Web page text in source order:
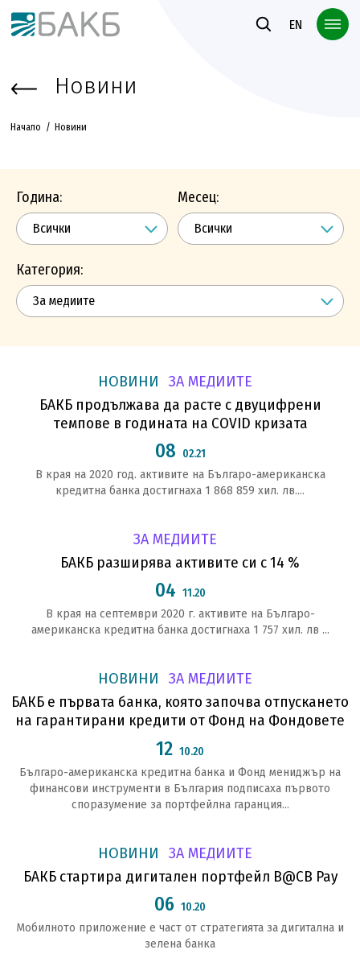
Към основното съдържание
EN
Новини
Начало Новини
Година: Месец:
Категория:
НОВИНИ ЗА МЕДИИТЕ
БАКБ продължава да расте с двуцифрени
темпове в годината на COVID кризата
08 02.21
В края на 2020 год. активите на Българо-американска
кредитна банка достигнаха 1 868 859 хил. лв....
ЗА МЕДИИТЕ
БАКБ разширява активите си с 14 %
04 11.20
В края на септември 2020 г. активите на Българо-
американска кредитна банка достигнаха 1 757 хил. лв ...
НОВИНИ ЗА МЕДИИТЕ
БАКБ е първата банка, която започва отпускането
на гарантирани кредити от Фонд на Фондовете
12 10.20
Българо-американска кредитна банка и Фонд мениджър на
финансови инструменти в България подписаха първото
споразумение за портфейлна гаранция...
НОВИНИ ЗА МЕДИИТЕ
БАКБ стартира дигитален портфейл B@CB Pay
06 10.20
Мобилното приложение е част от стратегията за дигитална и
зелена банка